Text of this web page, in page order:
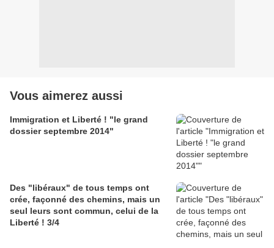
Vous aimerez aussi
Immigration et Liberté ! "le grand
dossier septembre 2014"
Des "libéraux" de tous temps ont
crée, façonné des chemins, mais un
seul leurs sont commun, celui de la
Liberté ! 3/4